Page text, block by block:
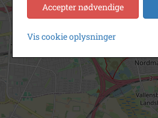
Accepter nødvendige
Vis cookie oplysninger